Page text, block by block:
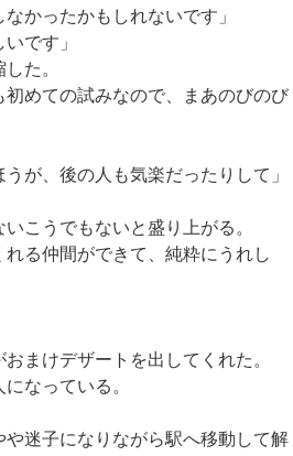
かったかもしれないです」
です」
た。
めての試みなので、まあのびのび
が、後の人も気楽だったりして」
こうでもないと盛り上がる。
る仲間ができて、純粋にうれし
まけデザートを出してくれた。
なっている。
迷子になりながら駅へ移動して解